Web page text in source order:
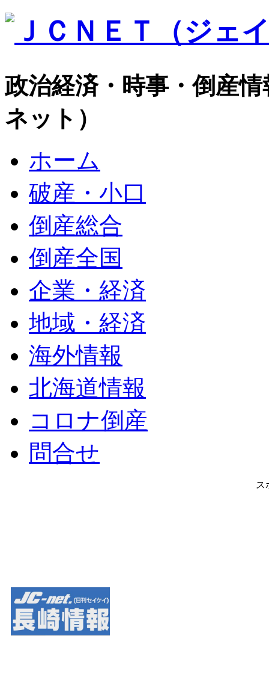
政治経済・時事・倒産
ネット）
ホーム
破産・小口
倒産総合
倒産全国
企業・経済
地域・経済
海外情報
北海道情報
コロナ倒産
問合せ
ス